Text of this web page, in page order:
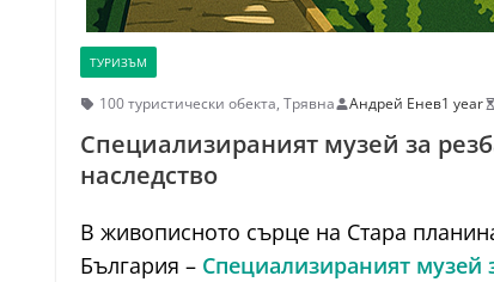
ТУРИЗЪМ
100 туристически обекта, Трявна Андрей Енев1 year
Специализираният музей за
наследство
В живописното сърце на Стара
България – Специализираният музей